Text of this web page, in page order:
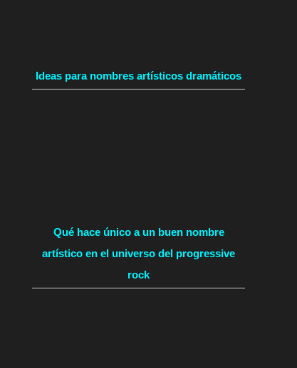
Ideas para nombres artísticos dramáticos
Qué hace único a un buen nombre
artístico en el universo del progressive
rock